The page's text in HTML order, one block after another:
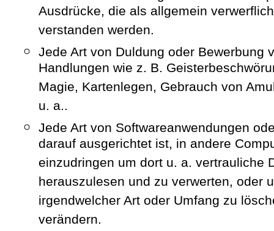
Ausdrücke, die als allgemein
verstanden werden.
Jede Art von Duldung oder Bewerbung
Handlungen wie z. B.
Magie, Kartenlegen, Gebrauch von
u. a..
Jede Art von Softwareanwendungen
darauf ausgerichtet ist, in andere
einzudringen um dort u. a. vertrauliche
herauszulesen und zu verwerten, oder
irgendwelcher Art oder Umfang zu
verändern.